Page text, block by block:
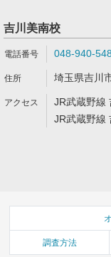
吉川美南校
048-940-
埼玉県吉川
JR武蔵野線
JR武蔵野線
調査方法